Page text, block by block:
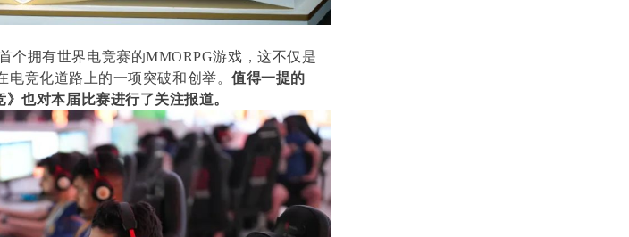
个拥有世界电竞赛的MMORPG游戏，这不仅是
电竞化道路上的一项突破和创举。值得一提的
也对本届比赛进行了关注报道。